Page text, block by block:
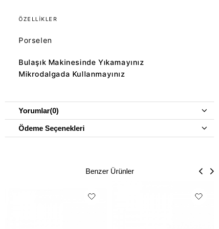
ÖZELLİKLER
Porselen
Bulaşık Makinesinde Yıkamayınız
Mikrodalgada Kullanmayınız
Yorumlar(0)
Ödeme Seçenekleri
Benzer Ürünler